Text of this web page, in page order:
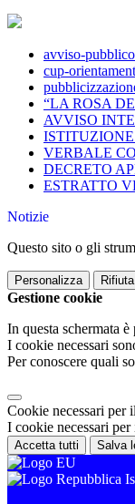
avviso-
cup-
“LA ROSA
AVVISO
VERBALE
DECRETO
ESTRATTO
Notizie
Questo sito o gli
Personalizza
Gestione cookie
In questa schermata
I cookie necessari
Per conoscere quali
Cookie necessari per
I cookie necessari
Accetta tutti Salva